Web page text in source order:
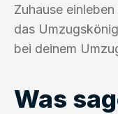
Zuhause
das
bei deinem
Was